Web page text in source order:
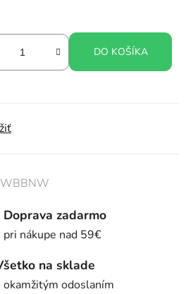
DO KOŠÍKA
Doprava zadarmo
pri nákupe nad 59€
na sklade
okamžitým odoslaním